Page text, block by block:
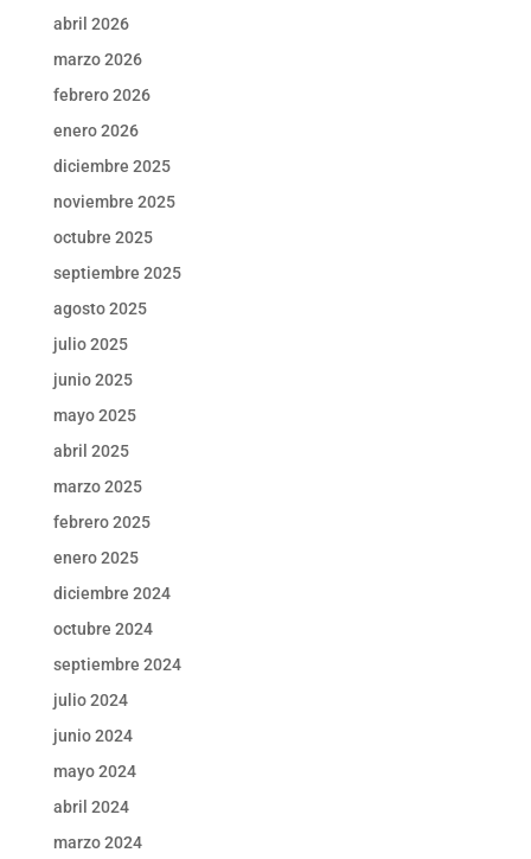
abril 2026
marzo 2026
febrero 2026
enero 2026
diciembre 2025
noviembre 2025
octubre 2025
septiembre 2025
agosto 2025
julio 2025
junio 2025
mayo 2025
abril 2025
marzo 2025
febrero 2025
enero 2025
diciembre 2024
octubre 2024
septiembre 2024
julio 2024
junio 2024
mayo 2024
abril 2024
marzo 2024